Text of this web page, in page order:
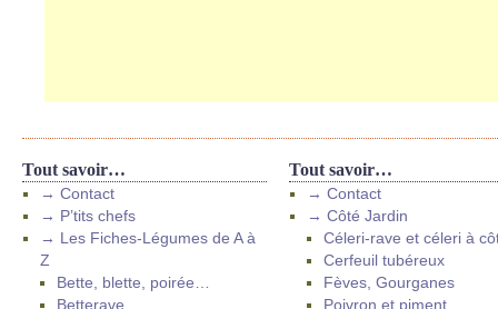
Tout savoir…
→ Contact
→ P’tits chefs
→ Les Fiches-Légumes de A à
Z
Bette, blette, poirée…
Betterave
Tout savoir…
→ Contact
→ Côté Jardin
Céleri-rave et céleri à
Cerfeuil tubéreux
Fèves, Gourganes
Poivron et piment